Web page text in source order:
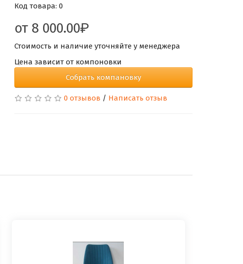
Код товара: 0
от 8 000.00
Стоимость и наличие уточняйте у менеджера
Цена зависит от компоновки
Собрать компановку
0 отзывов / Написать отзыв